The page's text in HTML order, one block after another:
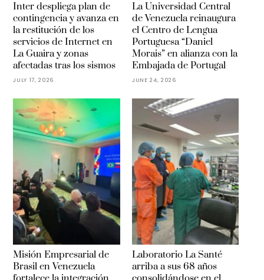
Inter despliega plan de
contingencia y avanza en
la restitución de los
servicios de Internet en
La Guaira y zonas
afectadas tras los sismos
JULY 17, 2026
La Universidad Central
de Venezuela reinaugura
el Centro de Lengua
Portuguesa “Daniel
Morais” en alianza con la
Embajada de Portugal
JUNE 24, 2026
Misión Empresarial de
Brasil en Venezuela
Laboratorio La Santé
arriba a sus 68 años